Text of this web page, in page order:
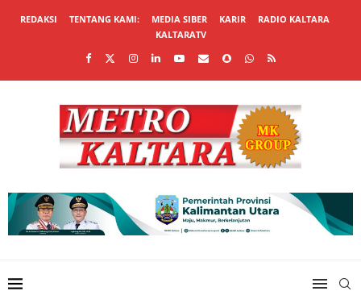
REDAKSI TENTANG KAMI: MEDIA SIBER KARIR
RADIO KALTARA
KALTARATV